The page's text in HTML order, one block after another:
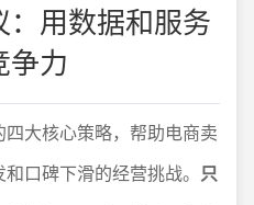
：用数据和服务
争力
大核心策略，帮助电商卖
口碑下滑的经营挑战。 只